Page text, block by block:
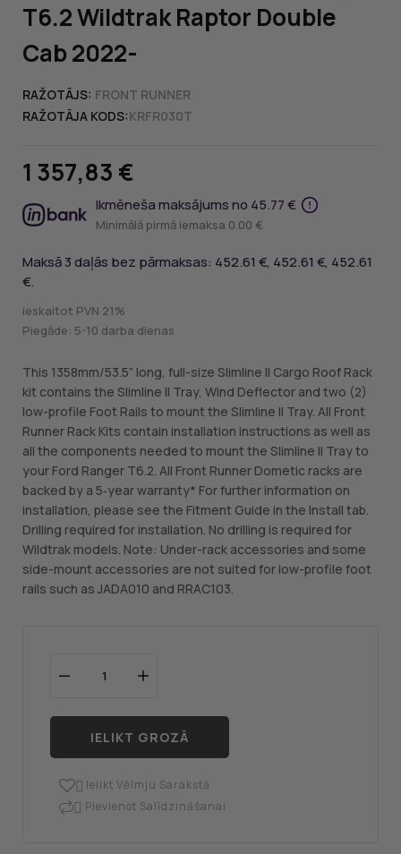
T6.2 Wildtrak Raptor Double
Cab 2022-
RAŽOTĀJS: FRONT RUNNER
RAŽOTĀJA KODS:KRFR030T
1 357,83 €
Ikmēneša maksājums no 45.77 €
Minimālā pirmā iemaksa 0.00 €
Maksā 3 daļās bez pārmaksas: 452.61 €, 452.61 €, 452.61
€.
ieskaitot PVN 21%
Piegāde: 5-10 darba dienas
This 1358mm/53.5” long, full-size Slimline II Cargo Roof Rack
kit contains the Slimline II Tray, Wind Deflector and two (2)
low-profile Foot Rails to mount the Slimline II Tray. All Front
Runner Rack Kits contain installation instructions as well as
all the components needed to mount the Slimline II Tray to
your Ford Ranger T6.2. All Front Runner Dometic racks are
backed by a 5‑year warranty* For further information on
installation, please see the Fitment Guide in the Install tab.
Drilling required for installation. No drilling is required for
Wildtrak models. Note: Under-rack accessories and some
side-mount accessories are not suited for low-profile foot
rails such as JADA010 and RRAC103.
IELIKT GROZĀ
 Ielikt Vēlmju Sarakstā
 Pievienot Salīdzināšanai